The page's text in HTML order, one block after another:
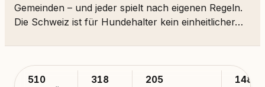
Gemeinden – und jeder spielt nach eigenen Regeln.
Die Schweiz ist für Hundehalter kein einheitlicher…
510 318 205 148